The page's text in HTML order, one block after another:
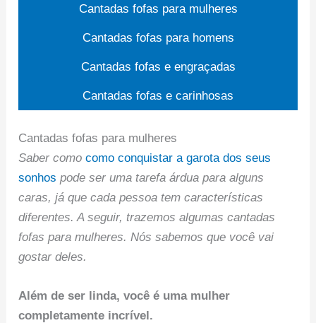
Cantadas fofas para mulheres
Cantadas fofas para homens
Cantadas fofas e engraçadas
Cantadas fofas e carinhosas
Cantadas fofas para mulheres
Saber comocomo conquistar a garota dos seus
sonhos pode ser uma tarefa árdua para alguns
caras, já que cada pessoa tem características
diferentes. A seguir, trazemos algumas cantadas
fofas para mulheres. Nós sabemos que você vai
gostar deles.
Além de ser linda, você é uma mulher
completamente incrível.